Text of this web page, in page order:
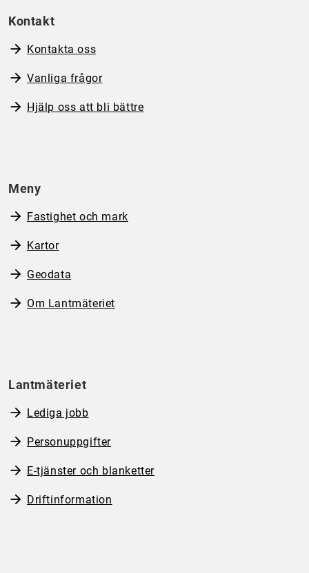
Kontakt
Kontakta oss
Vanliga frågor
Hjälp oss att bli bättre
Meny
Fastighet och mark
Kartor
Geodata
Om Lantmäteriet
Lantmäteriet
Lediga jobb
Personuppgifter
E-tjänster och blanketter
Driftinformation